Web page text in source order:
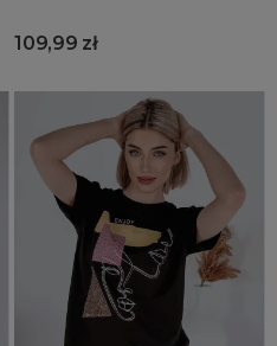
109,99 zł